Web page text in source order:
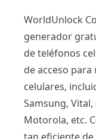
WorldUnlock
generador
de teléfonos
de acceso
celulares,
Samsung, Vital,
Motorola, etc.